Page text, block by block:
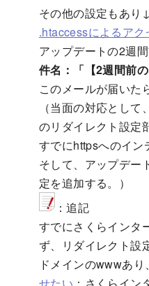
その他の設定もあり↓
.htaccessによるアク
アップデートの2週
件名：「【2週間前
このメールが届いた
（当面の対応とし
のリダイレクト設定
すでにhttpsへのイン
そして、アップデー
定を追加する。）
：追記
すでにさくらインタ
ず、リダイレクト設
ドメインのwwwあり
せたい ：さくらイン